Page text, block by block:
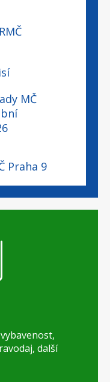
další
MČ
Praha 9